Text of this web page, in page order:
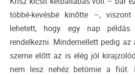
többé-kevésbé kinőtte –,
lehetett, hogy egy nap példás
rendelkezni. Mindemellett pedig az
szeme előtt az is elég jól
nem lesz nehéz betörnie a fiút.